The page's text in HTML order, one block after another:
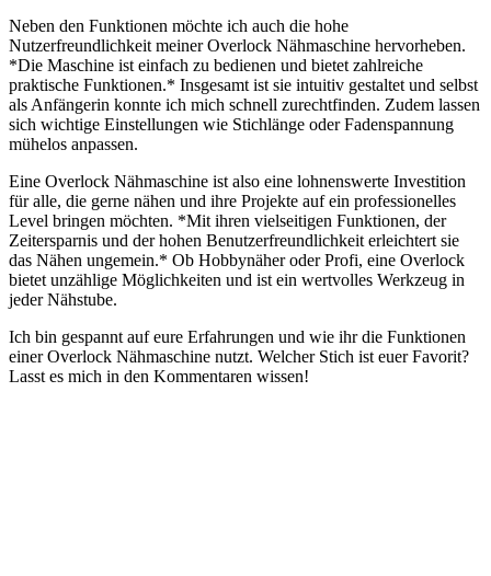
Neben den Funktionen möchte ich auch die hohe
Nutzerfreundlichkeit meiner Overlock Nähmaschine hervorheben.
*Die Maschine ist einfach zu bedienen und bietet zahlreiche
praktische Funktionen.* Insgesamt ist sie intuitiv gestaltet und selbst
als Anfängerin konnte ich mich schnell zurechtfinden. Zudem lassen
sich wichtige Einstellungen wie Stichlänge oder Fadenspannung
mühelos anpassen.
Eine Overlock Nähmaschine ist also eine lohnenswerte Investition
für alle, die gerne nähen und ihre Projekte auf ein professionelles
Level bringen möchten. *Mit ihren vielseitigen Funktionen, der
Zeitersparnis und der hohen Benutzerfreundlichkeit erleichtert sie
das Nähen ungemein.* Ob Hobbynäher oder Profi, eine Overlock
bietet unzählige Möglichkeiten und ist ein wertvolles Werkzeug in
jeder Nähstube.
Ich bin gespannt auf eure Erfahrungen und wie ihr die Funktionen
einer Overlock Nähmaschine nutzt. Welcher Stich ist euer Favorit?
Lasst es mich in den Kommentaren wissen!